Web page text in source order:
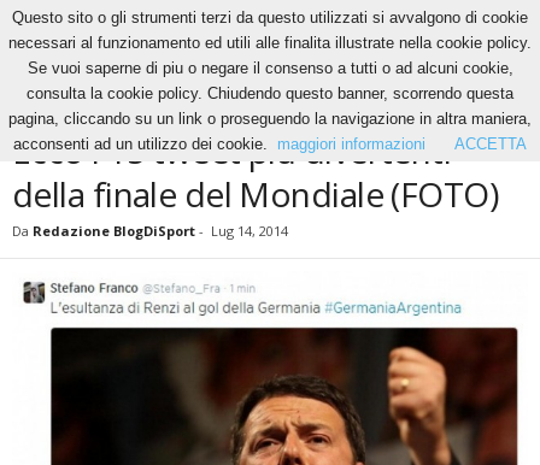
News Ecco i 15 tweet più divertenti della finale del Mondiale (FOTO)
NEWS
Ecco i 15 tweet più divertenti
della finale del Mondiale (FOTO)
Da Redazione BlogDiSport - Lug 14, 2014
Questo sito o gli strumenti terzi da questo utilizzati si avvalgono di cookie
necessari al funzionamento ed utili alle finalita illustrate nella cookie policy.
Se vuoi saperne di piu o negare il consenso a tutti o ad alcuni cookie,
consulta la cookie policy. Chiudendo questo banner, scorrendo questa
pagina, cliccando su un link o proseguendo la navigazione in altra maniera,
acconsenti ad un utilizzo dei cookie.
maggiori informazioni ACCETTA